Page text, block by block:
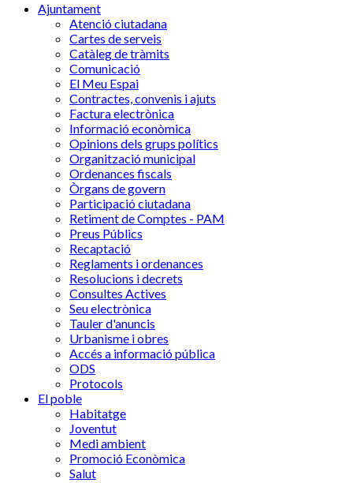
Ajuntament
Atenció ciutadana
Cartes de serveis
Catàleg de tràmits
Comunicació
El Meu Espai
Contractes, convenis i ajuts
Factura electrònica
Informació econòmica
Opinions dels grups polítics
Organització municipal
Ordenances fiscals
Òrgans de govern
Participació ciutadana
Retiment de Comptes - PAM
Preus Públics
Recaptació
Reglaments i ordenances
Resolucions i decrets
Consultes Actives
Seu electrònica
Tauler d'anuncis
Urbanisme i obres
Accés a informació pública
ODS
Protocols
El poble
Habitatge
Joventut
Medi ambient
Promoció Econòmica
Salut